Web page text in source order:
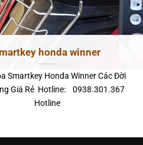
honda winner
Smartkey Honda Winner Các Đời
Giá Rẻ Hotline: 0938.301.367
Hotline